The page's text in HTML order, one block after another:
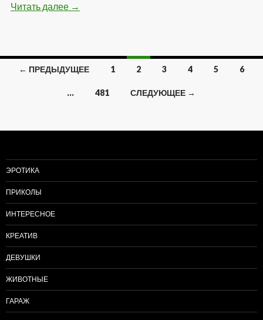
Читать далее Удивительные картины от Jeffrey Smith (9
→
Навигация
записям
← ПРЕДЫДУЩЕЕ 1 2 3 4 5 6
… 481 СЛЕДУЮЩЕЕ →
ЭРОТИКА
ПРИКОЛЫ
ИНТЕРЕСНОЕ
КРЕАТИВ
ДЕВУШКИ
ЖИВОТНЫЕ
ГАРАЖ